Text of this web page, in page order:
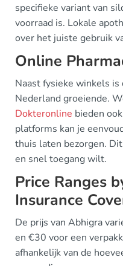
specifieke variant van
voorraad is. Lokale
over het juiste gebruik
Online
Naast fysieke winkels
Nederland groeiende.
Dokteronline bieden
platforms kan je
thuis laten bezorgen.
en snel toegang wilt.
Price Ranges
Insurance
De prijs van Abhigra
en €30 voor een
afhankelijk van de